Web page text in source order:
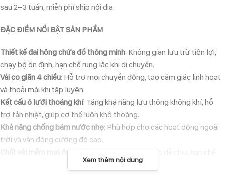
sau 2–3 tuần, miễn phí ship nội địa.
ĐẶC ĐIỂM NỔI BẬT SẢN PHẨM
Thiết kế đai hông chứa đồ thông minh: Không gian lưu trữ tiện lợi,
chạy bộ ổn định, hạn chế rung lắc khi di chuyển.
Vải co giãn 4 chiều: Hỗ trợ mọi chuyển động, tạo cảm giác linh hoạt
và thoải mái khi tập luyện.
Kết cấu ô lưới thoáng khí: Tăng khả năng lưu thông không khí, hỗ
trợ tản nhiệt, giúp cơ thể luôn khô thoáng.
Khả năng chống bám nước nhẹ: Phù hợp cho các hoạt động ngoài
trời và vận động cường độ cao.
Chất vải mềm mại, ôm vừa vặn: Mang lại cảm giác dễ chịu, hạn chế
Xem thêm nội dung